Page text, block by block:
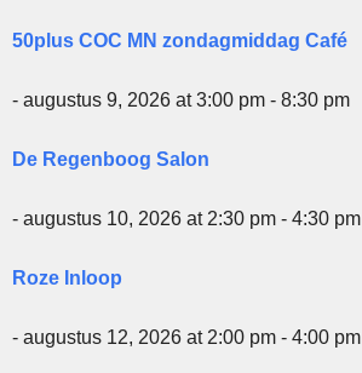
50plus COC MN zondagmiddag Café
- augustus 9, 2026 at 3:00 pm - 8:30 pm
De Regenboog Salon
- augustus 10, 2026 at 2:30 pm - 4:30 pm
Roze Inloop
- augustus 12, 2026 at 2:00 pm - 4:00 pm